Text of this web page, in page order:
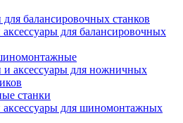
для балансировочных станков
для балансировочных
и аксессуары для ножничных
станки
для шиномонтажных